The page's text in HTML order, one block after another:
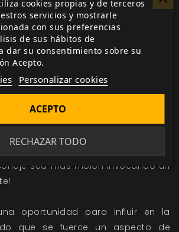
son en realidad «Formaciones de
de repente tienes un elemento
que hace que valga la pena tirar
os sucederá muy a menudo cuando
aspectos y consideréis forzarlos.
y vosotros queréis destacar eso,
sea más molón invocando un
oportunidad para influir en la
que se fuerce un aspecto de
cookies propias y de terceros
servicios y mostrarle
con sus preferencias
de sus hábitos de
dar su consentimiento sobre su
Acepto.
Personalizar cookies
RECHAZAR TODO
ACEPTO